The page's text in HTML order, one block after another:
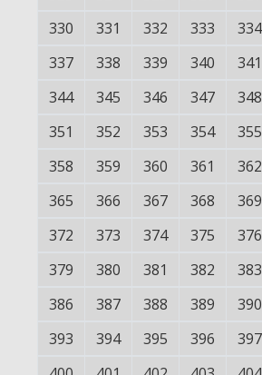
330
331 332 333 334
337
338 339 340 341
344
345 346 347 348
351
352 353 354 355
358
359 360 361 362
365
366 367 368 369
372
373 374 375 376
379
380 381 382 383
386
387 388 389 390
393
394 395 396 397